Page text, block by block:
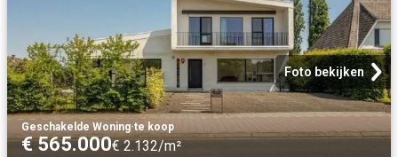
Foto bekijken
Geschakelde Woning·te koop
€ 565.000€ 2.132/m²